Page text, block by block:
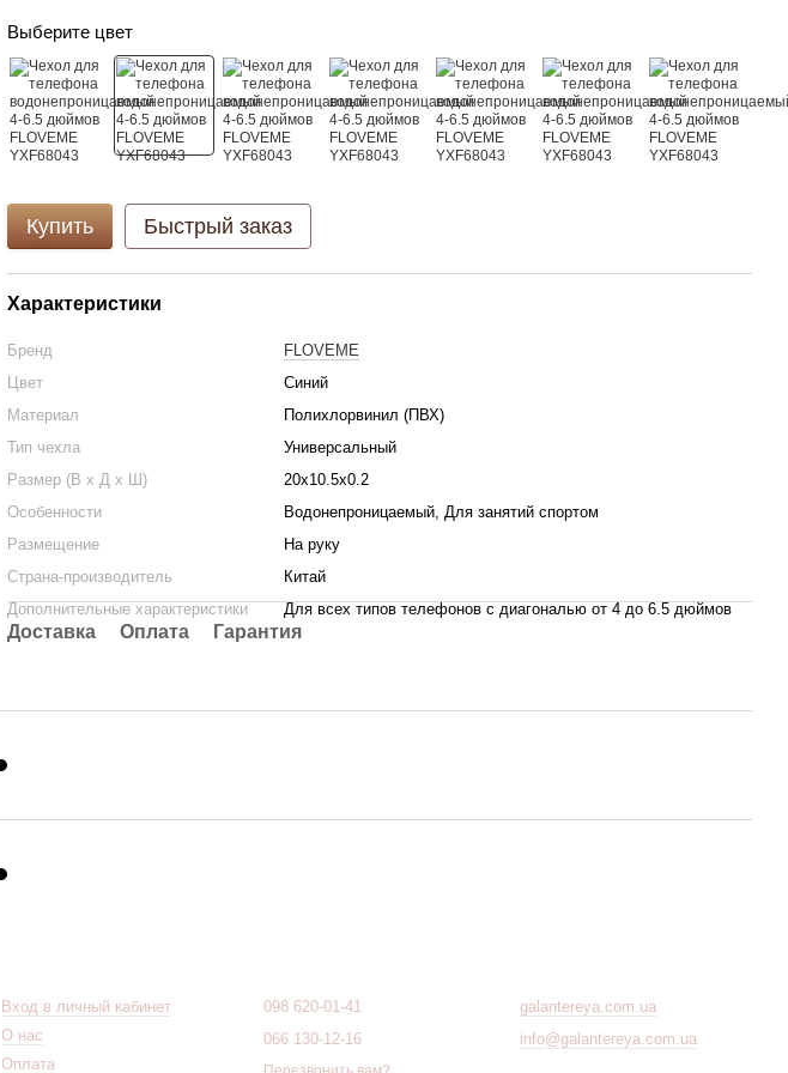
Выберите цвет
Купить Быстрый заказ
Характеристики
Бренд
FLOVEME
Цвет
Синий
Материал
Полихлорвинил (ПВХ)
Тип чехла
Универсальный
Размер (В х Д х Ш)
20х10.5х0.2
Особенности
Водонепроницаемый, Для занятий спортом
Размещение
На руку
Страна-производитель
Китай
Дополнительные характеристики
Для всех типов телефонов с диагональю от 4 до 6.5 дюймов
Доставка Оплата Гарантия
Вход в личный кабинет
О нас
Оплата
098 620-01-41
066 130-12-16
galantereya.com.ua
info@galantereya.com.ua